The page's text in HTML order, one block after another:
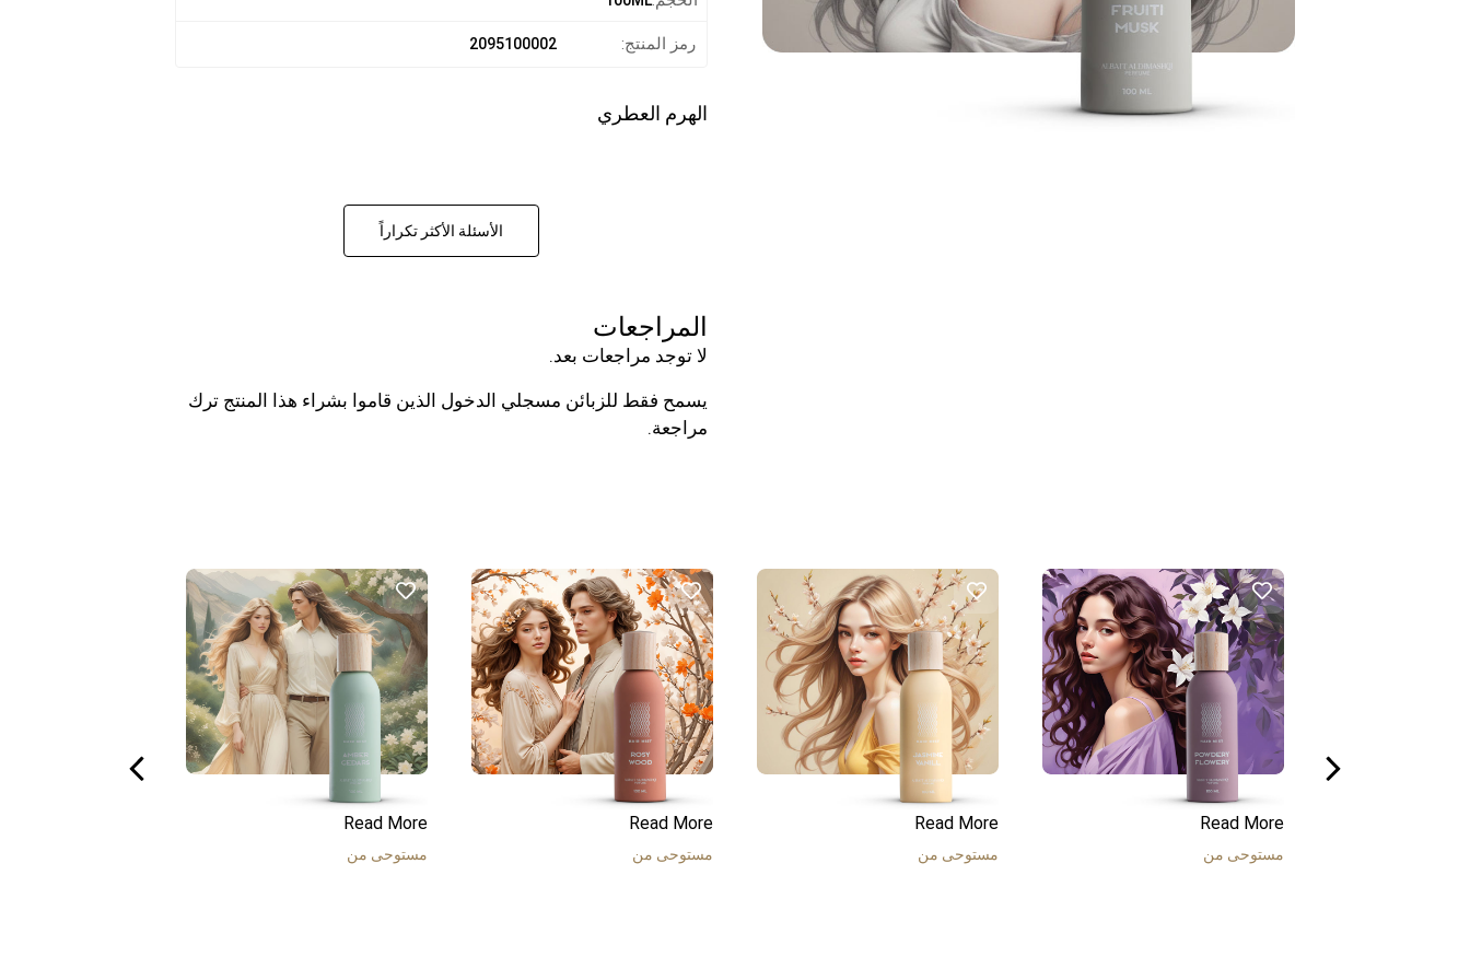
رمز المنتج: 2095100002
الهرم العطري
الأسئلة الأكثر تكراراً
المراجعات
لا توجد مراجعات بعد.
يسمح فقط للزبائن مسجلي الدخول الذين قاموا بشراء هذا المنتج ترك
مراجعة.
Read More
مستوحى من
Read More
مستوحى من
Read More
مستوحى من
Read More
مستوحى من